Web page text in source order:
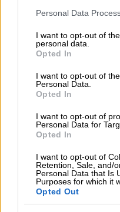
Please note that this
not limited to your visit or
grant or deny consent to
use your data for below
consent section.
Personal Data
I want to opt-out of
personal data.
Opted In
I want to opt-out of
Personal Data.
Opted In
I want to opt-out of
Personal Data for
Opted In
I want to opt-out of
Retention, Sale, and/
Personal Data that Is
Purposes for which it
Opted Out
Δεν υπάρχει
Ανατολική
ανακοίνωση του
Εθνικής
ΜΜΕ της χώρας.
Νέα προσφορά
Εξάλλου πληθώρα
προκαλεί η
16. Αναλυτές
να προσπαθήσουν
Τουρκία κάνοντάς